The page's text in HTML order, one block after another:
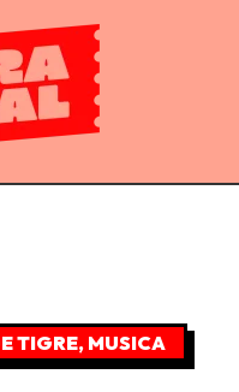
TIGRE, MUSICA